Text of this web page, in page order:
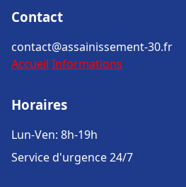
Contact
contact@assainissement-30.fr
Accueil Informations
Horaires
Lun-Ven: 8h-19h
Service d'urgence 24/7